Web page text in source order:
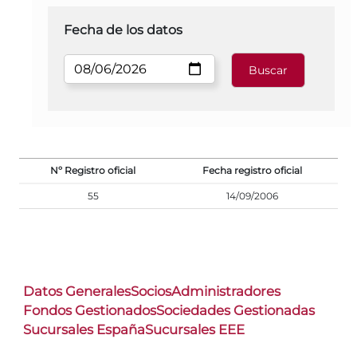
Fecha de los datos
Nº Registro oficial Fecha registro oficial
55 14/09/2006
Datos GeneralesSociosAdministradores
Fondos GestionadosSociedades Gestionadas
Sucursales EspañaSucursales EEE